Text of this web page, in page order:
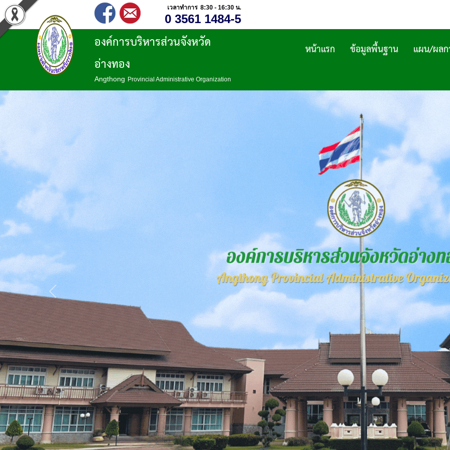
เวลาทำการ 8:30 - 16:30 น.
0 3561 1484-5
องค์การบริหารส่วนจังหวัด
อ่างทอง
Angthong Provincial Administrative Organization
แผน/ผลก
ข้อมูลพื้นฐาน
หน้าแรก
Previous